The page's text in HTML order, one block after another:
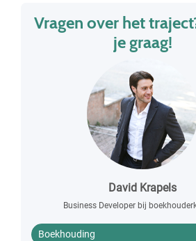
Vragen over het
je graag!
David Krapels
Business Developer bij
Boekhouding